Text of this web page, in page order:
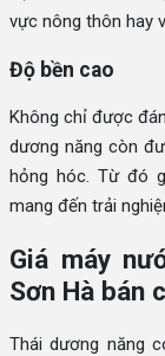
vực nông thôn hay
Độ bền cao
Không chỉ được
dương năng còn
hỏng hóc. Từ đó
mang đến trải
Giá máy
Sơn Hà bán
Thái dương năng